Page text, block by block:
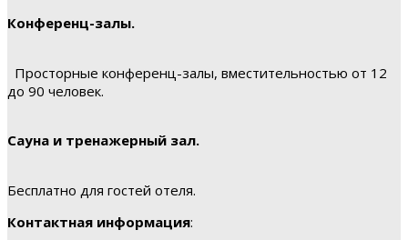
Конференц-залы.
Просторные конференц-залы, вместительностью от 12
до 90 человек.
Сауна и тренажерный зал.
Бесплатно для гостей отеля.
Контактная информация: